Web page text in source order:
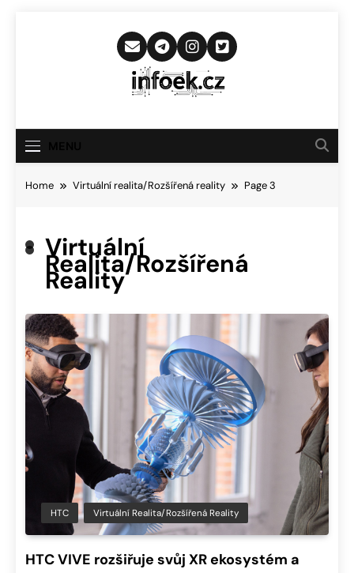
Infoek.cz
Novinkám
Home Virtuální realita/Rozšířená reality Page 3
Virtuální
Realita/Rozšířená
Reality
HTC Virtuální Realita/Rozšířená Reality
HTC VIVE rozšiřuje svůj XR ekosystém a